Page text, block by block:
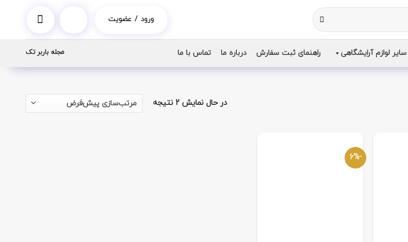
ورود / عضویت
سایر لوازم آرایشگاهی راهنمای ثبت سفارش درباره ما تماس با ما مجله باربر تک
در حال نمایش 2 نتیجه
-6%